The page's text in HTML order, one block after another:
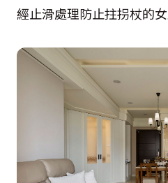
經止滑處理防止拄拐杖的